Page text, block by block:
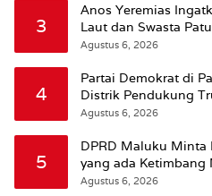
3
Anos Yeremias
Laut dan Swasta
Agustus 6, 2026
4
Partai Demokrat di
Distrik Pendukung
Agustus 6, 2026
5
DPRD Maluku Minta
yang ada Ketimbang
Agustus 6, 2026